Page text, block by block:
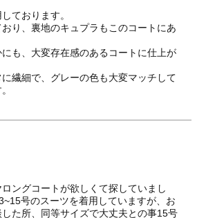
ております。
り、裏地のキュプラもこのコートにあ
も、大変存在感のあるコートに仕上が
繊細で、グレーの色も大変マッチして
ングコートが欲しくて探していまし
号のスーツを着用していますが、お
た所、同等サイズで大丈夫との事15号